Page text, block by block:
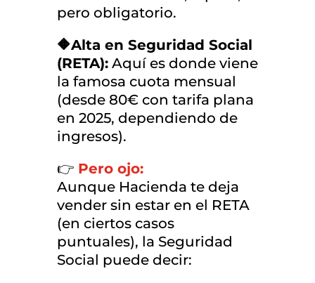
pero obligatorio.
🔶Alta en Seguridad Social
(RETA):Aquí es donde viene
la famosa cuota mensual
(desde 80€ con tarifa plana
en 2025, dependiendo de
ingresos).
👉Pero ojo:
Aunque Hacienda te deja
vender sin estar en el RETA
(en ciertos casos
puntuales), la Seguridad
Social puede decir: